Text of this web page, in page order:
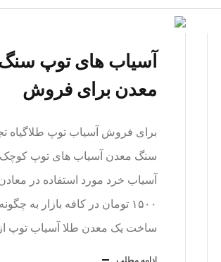
آسیاب های توپ
معدن برای فروش
برای فروش آسیاب توپ طلاگیاه
سنگ معدن آسیاب های توپ کوچک
آسیاب خرد مورد استفاده در
۱۵۰۰ تومان در کافه بازار به
ساخت یک معدن طلا آسیاب توپ
ادامه مطلب